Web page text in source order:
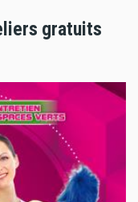
gratuits